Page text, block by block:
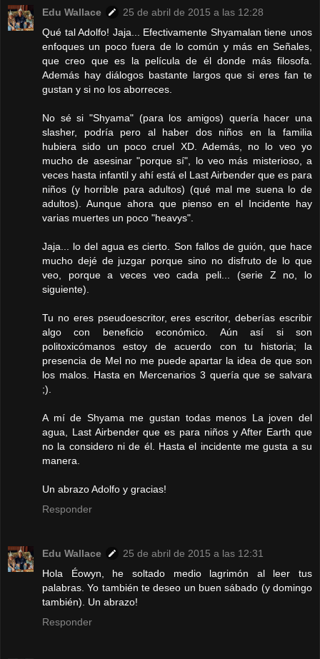
Edu Wallace
25 de abril de 2015 a las 12:28
Qué tal Adolfo! Jaja... Efectivamente Shyamalan tiene unos
enfoques un poco fuera de lo común y más en Señales,
que creo que es la película de él donde más filosofa.
Además hay diálogos bastante largos que si eres fan te
gustan y si no los aborreces.
No sé si "Shyama" (para los amigos) quería hacer una
slasher, podría pero al haber dos niños en la familia
hubiera sido un poco cruel XD. Además, no lo veo yo
mucho de asesinar "porque sí", lo veo más misterioso, a
veces hasta infantil y ahí está el Last Airbender que es para
niños (y horrible para adultos) (qué mal me suena lo de
adultos). Aunque ahora que pienso en el Incidente hay
varias muertes un poco "heavys".
Jaja... lo del agua es cierto. Son fallos de guión, que hace
mucho dejé de juzgar porque sino no disfruto de lo que
veo, porque a veces veo cada peli... (serie Z no, lo
siguiente).
Tu no eres pseudoescritor, eres escritor, deberías escribir
algo con beneficio económico. Aún así si son
politoxicómanos estoy de acuerdo con tu historia; la
presencia de Mel no me puede apartar la idea de que son
los malos. Hasta en Mercenarios 3 quería que se salvara
;).
A mí de Shyama me gustan todas menos La joven del
agua, Last Airbender que es para niños y After Earth que
no la considero ni de él. Hasta el incidente me gusta a su
manera.
Un abrazo Adolfo y gracias!
Responder
Edu Wallace
25 de abril de 2015 a las 12:31
Hola Éowyn, he soltado medio lagrimón al leer tus
palabras. Yo también te deseo un buen sábado (y domingo
también). Un abrazo!
Responder